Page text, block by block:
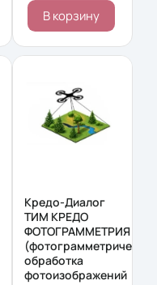
В корзину
Кредо-Диалог
ТИМ КРЕДО
ФОТОГРАММЕТРИЯ
(фотограмметрическая
обработка
фотоизображений